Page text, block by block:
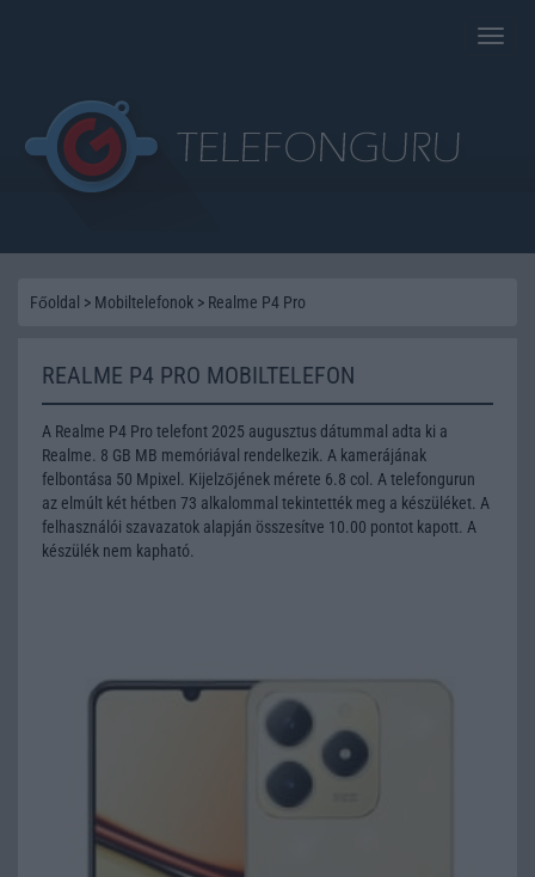
Toggle
Főoldal > Mobiltelefonok > Realme P4 Pro
REALME P4 PRO MOBILTELEFON
A Realme P4 Pro telefont 2025 augusztus dátummal adta ki a
Realme. 8 GB MB memóriával rendelkezik. A kamerájának
felbontása 50 Mpixel. Kijelzőjének mérete 6.8 col. A telefongurun
az elmúlt két hétben 73 alkalommal tekintették meg a készüléket. A
felhasználói szavazatok alapján összesítve 10.00 pontot kapott. A
készülék nem kapható.